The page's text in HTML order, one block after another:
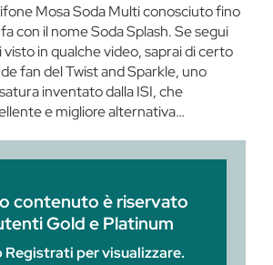
Mosa Soda Multi conosciuto fino
con il nome Soda Splash. Se segui
visto in qualche video, saprai di certo
fan del Twist and Sparkle, uno
inventato dalla ISI, che
e migliore alternativa…
contenuto è riservato
Gold e Platinum
Registrati per visualizzare.